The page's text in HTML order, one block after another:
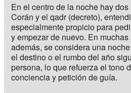
En el centro de la noche hay
Corán y el qadr (decreto),
especialmente propicio para
y empezar de nuevo. En
además, se considera una
el destino o el rumbo del año
persona, lo que refuerza el tono
conciencia y petición de guía.